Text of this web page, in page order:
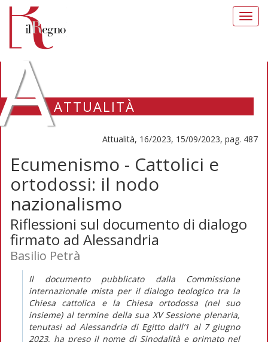
ATTUALITÀ
Attualità, 16/2023, 15/09/2023, pag. 487
Ecumenismo - Cattolici e
ortodossi: il nodo
nazionalismo
Riflessioni sul documento di dialogo
firmato ad Alessandria
Basilio Petrà
Il documento pubblicato dalla Commissione
internazionale mista per il dialogo teologico tra la
Chiesa cattolica e la Chiesa ortodossa (nel suo
insieme) al termine della sua XV Sessione plenaria,
tenutasi ad Alessandria di Egitto dall’1 al 7 giugno
2023, ha preso il nome di Sinodalità e primato nel